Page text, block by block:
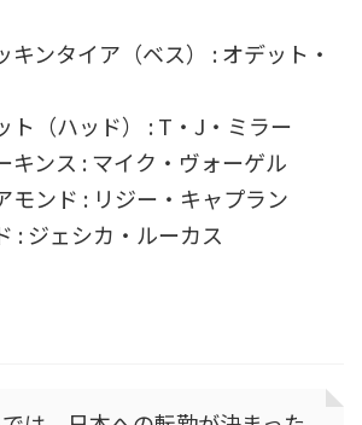
キンタイア（ベス） : オデット・
ト（ハッド） : T・J・ミラー
キンス : マイク・ヴォーゲル
モンド : リジー・キャプラン
: ジェシカ・ルーカス